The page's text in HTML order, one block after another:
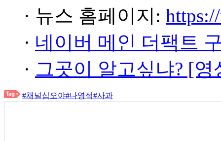
· 뉴스 홈페이지:
· 네이버 메인 더팩트
· 그곳이 알고싶냐? [
#채널십오야#나영석#사과